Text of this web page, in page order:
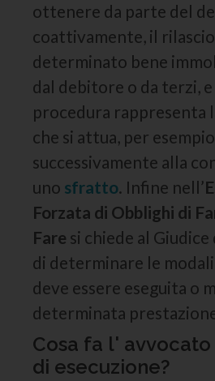
ottenere da parte del
coattivamente, il
determinato bene
dal debitore o da terzi,
procedura rappresenta
che si attua, per
successivamente alla
uno sfratto. Infine nell’
Forzata di Obblighi di
Fare si chiede al Giudice
di determinare le
deve essere eseguita o
determinata
Cosa fa l'
di esecuzione?